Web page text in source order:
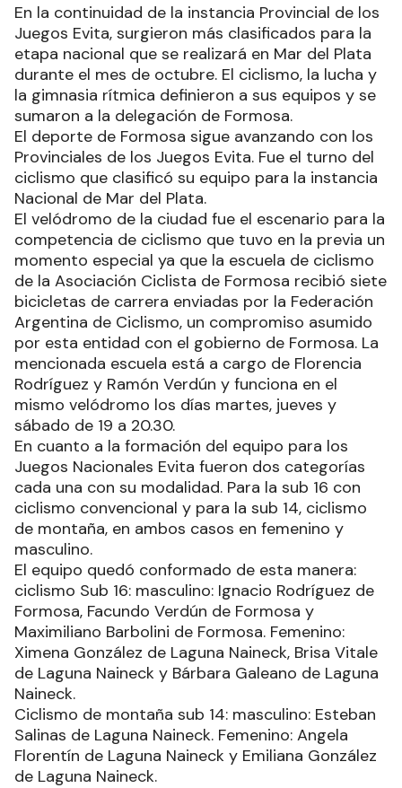
En la continuidad de la instancia Provincial de los
Juegos Evita, surgieron más clasificados para la
etapa nacional que se realizará en Mar del Plata
durante el mes de octubre. El ciclismo, la lucha y
la gimnasia rítmica definieron a sus equipos y se
sumaron a la delegación de Formosa.
El deporte de Formosa sigue avanzando con los
Provinciales de los Juegos Evita. Fue el turno del
ciclismo que clasificó su equipo para la instancia
Nacional de Mar del Plata.
El velódromo de la ciudad fue el escenario para la
competencia de ciclismo que tuvo en la previa un
momento especial ya que la escuela de ciclismo
de la Asociación Ciclista de Formosa recibió siete
bicicletas de carrera enviadas por la Federación
Argentina de Ciclismo, un compromiso asumido
por esta entidad con el gobierno de Formosa. La
mencionada escuela está a cargo de Florencia
Rodríguez y Ramón Verdún y funciona en el
mismo velódromo los días martes, jueves y
sábado de 19 a 20.30.
En cuanto a la formación del equipo para los
Juegos Nacionales Evita fueron dos categorías
cada una con su modalidad. Para la sub 16 con
ciclismo convencional y para la sub 14, ciclismo
de montaña, en ambos casos en femenino y
masculino.
El equipo quedó conformado de esta manera:
ciclismo Sub 16: masculino: Ignacio Rodríguez de
Formosa, Facundo Verdún de Formosa y
Maximiliano Barbolini de Formosa. Femenino:
Ximena González de Laguna Naineck, Brisa Vitale
de Laguna Naineck y Bárbara Galeano de Laguna
Naineck.
Ciclismo de montaña sub 14: masculino: Esteban
Salinas de Laguna Naineck. Femenino: Angela
Florentín de Laguna Naineck y Emiliana González
de Laguna Naineck.